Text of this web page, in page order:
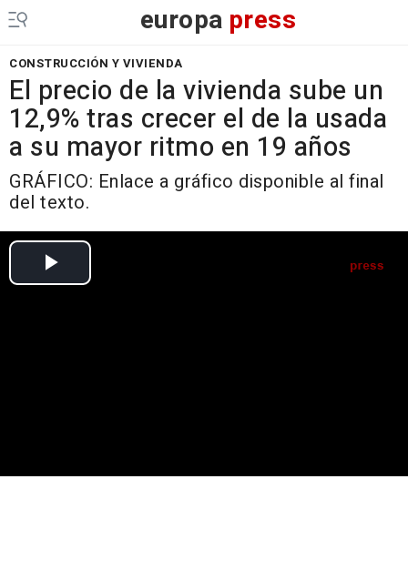
europa press
CONSTRUCCIÓN Y VIVIENDA
El precio de la vivienda sube un
12,9% tras crecer el de la usada
a su mayor ritmo en 19 años
GRÁFICO: Enlace a gráfico disponible al final
del texto.